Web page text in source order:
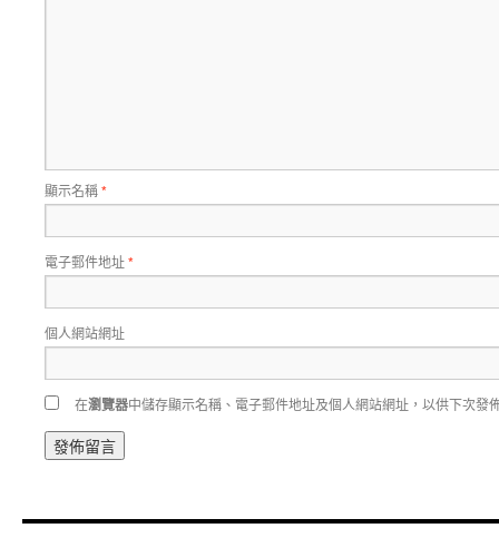
顯示名稱*
電子郵件地址*
個人網站網址
在瀏覽器中儲存顯示名稱、電子郵件地址及個人網站網址，以供下次發